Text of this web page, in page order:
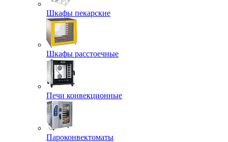
Шкафы пекарские
Шкафы расстоечные
Печи конвекционные
Пароконвектоматы